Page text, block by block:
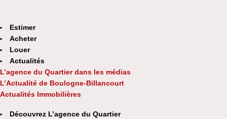
Estimer
Acheter
Louer
Actualités
L’agence du Quartier dans les médias
L’Actualité de Boulogne-Billancourt
Actualités Immobilières
Découvrez L’agence du Quartier